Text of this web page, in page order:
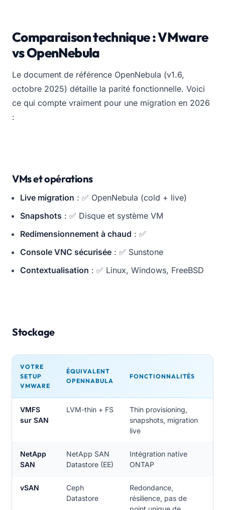
Comparaison technique : VMware
vs OpenNebula
Le document de référence OpenNebula (v1.6,
octobre 2025) détaille la parité fonctionnelle. Voici
ce qui compte vraiment pour une migration en 2026
:
VMs et opérations
Live migration : ✅ OpenNebula (cold + live)
Snapshots : ✅ Disque et système VM
Redimensionnement à chaud : ✅
Console VNC sécurisée : ✅ Sunstone
Contextualisation : ✅ Linux, Windows, FreeBSD
Stockage
VOTRE
SETUP
VMWARE
ÉQUIVALENT
OPENNABULA
FONCTIONNALITÉS
VMFS
sur SAN
LVM-thin + FS
Thin provisioning,
snapshots, migration
live
NetApp
SAN
NetApp SAN
Datastore (EE)
Intégration native
ONTAP
vSAN
Ceph
Datastore
Redondance,
résilience, pas de